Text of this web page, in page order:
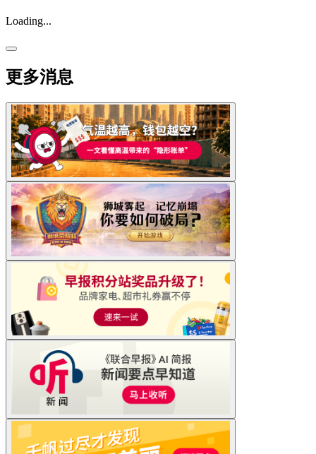
Loading...
更多消息